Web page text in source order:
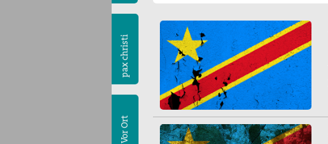
pax christi
Vor Ort